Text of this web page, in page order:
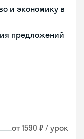
и экономику в
предложений
от 1590 ₽ / урок